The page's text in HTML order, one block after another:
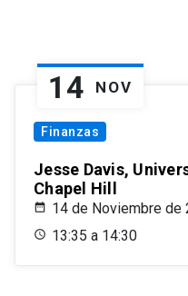
14 NOV
Finanzas
Jesse Davis,
Chapel Hill
14 de Noviembre de
13:35 a 14:30